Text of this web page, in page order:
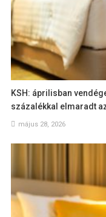
KSH: áprilisban
százalékkal elmaradt
május 28, 2026